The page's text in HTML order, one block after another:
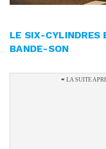
LE SIX-CYLINDRES
BANDE-SON